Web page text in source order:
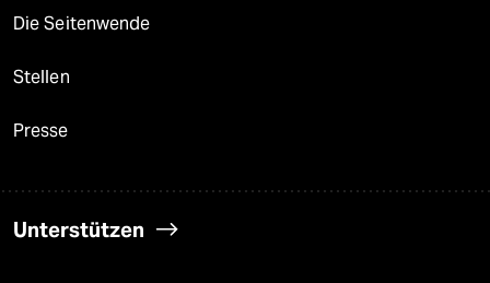
Die Seitenwende
Stellen
Presse
Unterstützen